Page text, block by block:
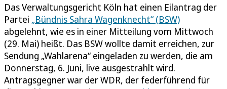
Das Verwaltungsgericht Köln hat einen Eilantrag der
Partei „Bündnis Sahra Wagenknecht“ (BSW)
abgelehnt, wie es in einer Mitteilung vom Mittwoch
(29. Mai) heißt. Das BSW wollte damit erreichen, zur
Sendung „Wahlarena“ eingeladen zu werden, die am
Donnerstag, 6. Juni, live ausgestrahlt wird.
Antragsgegner war der WDR, der federführend für